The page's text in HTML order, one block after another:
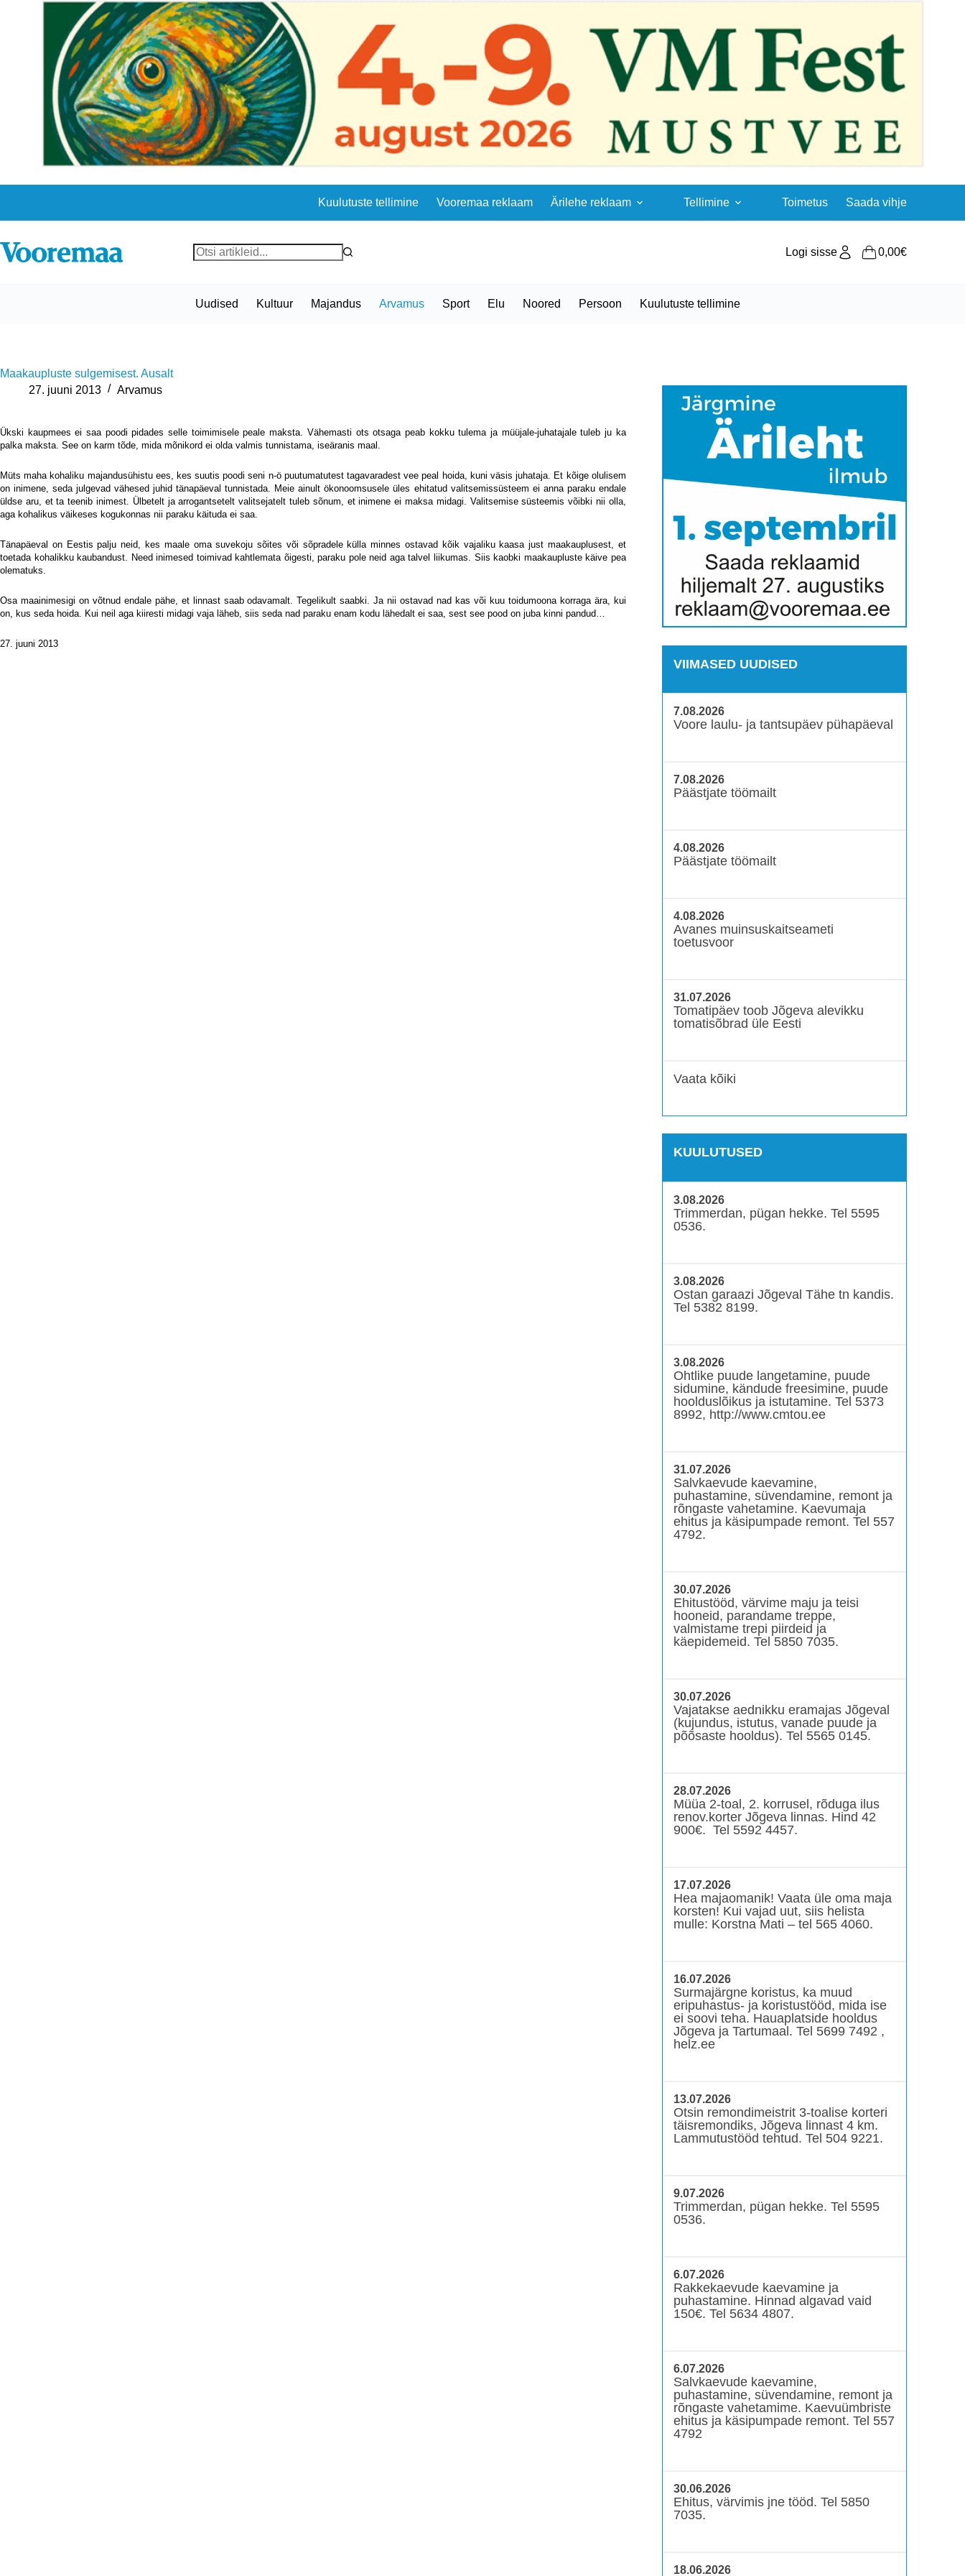
Kuulutuste tellimine Vooremaa reklaam Ärilehe reklaam Tellimine Toimetus Saada vihje
Logi sisse
Shopping
0,00€
Uudised Kultuur Majandus Arvamus Sport Elu Noored Persoon Kuulutuste tellimine
Maakaupluste sulgemisest. Ausalt
27. juuni 2013
Arvamus
Ükski kaupmees ei saa poodi pidades selle toimimisele peale maksta. Vähemasti ots otsaga peab kokku tulema ja müüjale-juhatajale tuleb ju ka
palka maksta. See on karm tõde, mida mõnikord ei olda valmis tunnistama, iseäranis maal.
Müts maha kohaliku majandusühistu ees, kes suutis poodi seni n-ö puutumatutest tagavaradest vee peal hoida, kuni väsis juhataja. Et kõige olulisem
on inimene, seda julgevad vähesed juhid tänapäeval tunnistada. Meie ainult ökonoomsusele üles ehitatud valitsemissüsteem ei anna paraku endale
üldse aru, et ta teenib inimest. Ülbetelt ja arrogantsetelt valitsejatelt tuleb sõnum, et inimene ei maksa midagi. Valitsemise süsteemis võibki nii olla,
aga kohalikus väikeses kogukonnas nii paraku käituda ei saa.
Tänapäeval on Eestis palju neid, kes maale oma suvekoju sõites või sõpradele külla minnes ostavad kõik vajaliku kaasa just maakauplusest, et
toetada kohalikku kaubandust. Need inimesed toimivad kahtlemata õigesti, paraku pole neid aga talvel liikumas. Siis kaobki maakaupluste käive pea
olematuks.
Osa maainimesigi on võtnud endale pähe, et linnast saab odavamalt. Tegelikult saabki. Ja nii ostavad nad kas või kuu toidumoona korraga ära, kui
on, kus seda hoida. Kui neil aga kiiresti midagi vaja läheb, siis seda nad paraku enam kodu lähedalt ei saa, sest see pood on juba kinni pandud…
27. juuni 2013
VIIMASED UUDISED
7.08.2026
Voore laulu- ja tantsupäev pühapäeval
7.08.2026
Päästjate töömailt
4.08.2026
Päästjate töömailt
4.08.2026
Avanes muinsuskaitseameti
toetusvoor
31.07.2026
Tomatipäev toob Jõgeva alevikku
tomatisõbrad üle Eesti
Vaata kõiki
KUULUTUSED
3.08.2026
Trimmerdan, pügan hekke. Tel 5595
0536.
3.08.2026
Ostan garaazi Jõgeval Tähe tn kandis.
Tel 5382 8199.
3.08.2026
Ohtlike puude langetamine, puude
sidumine, kändude freesimine, puude
hoolduslõikus ja istutamine. Tel 5373
8992, http://www.cmtou.ee
31.07.2026
Salvkaevude kaevamine,
puhastamine, süvendamine, remont ja
rõngaste vahetamine. Kaevumaja
ehitus ja käsipumpade remont. Tel 557
4792.
30.07.2026
Ehitustööd, värvime maju ja teisi
hooneid, parandame treppe,
valmistame trepi piirdeid ja
käepidemeid. Tel 5850 7035.
30.07.2026
Vajatakse aednikku eramajas Jõgeval
(kujundus, istutus, vanade puude ja
põõsaste hooldus). Tel 5565 0145.
28.07.2026
Müüa 2-toal, 2. korrusel, rõduga ilus
renov.korter Jõgeva linnas. Hind 42
900€. Tel 5592 4457.
17.07.2026
Hea majaomanik! Vaata üle oma maja
korsten! Kui vajad uut, siis helista
mulle: Korstna Mati – tel 565 4060.
16.07.2026
Surmajärgne koristus, ka muud
eripuhastus- ja koristustööd, mida ise
ei soovi teha. Hauaplatside hooldus
Jõgeva ja Tartumaal. Tel 5699 7492 ,
helz.ee
13.07.2026
Otsin remondimeistrit 3-toalise korteri
täisremondiks, Jõgeva linnast 4 km.
Lammutustööd tehtud. Tel 504 9221.
9.07.2026
Trimmerdan, pügan hekke. Tel 5595
0536.
6.07.2026
Rakkekaevude kaevamine ja
puhastamine. Hinnad algavad vaid
150€. Tel 5634 4807.
6.07.2026
Salvkaevude kaevamine,
puhastamine, süvendamine, remont ja
rõngaste vahetamime. Kaevuümbriste
ehitus ja käsipumpade remont. Tel 557
4792
30.06.2026
Ehitus, värvimis jne tööd. Tel 5850
7035.
18.06.2026